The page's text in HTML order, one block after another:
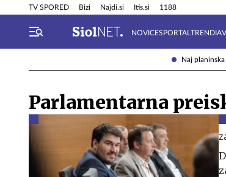
Naj
TV SPORED Bizi Najdi.si Itis.si 1188
NOVICESPORTAL TRENDI
Info in obvestila Tehnik
Parlamentarna